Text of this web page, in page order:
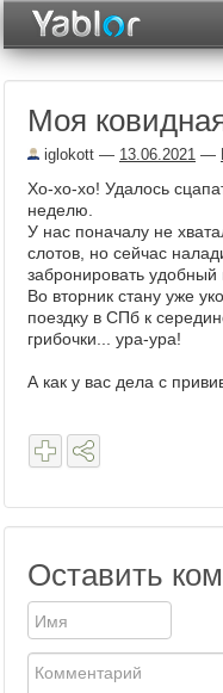
Моя
iglokott — 13.06.2021 —
Хо-хо-хо! Удалось
неделю.
У нас поначалу не
слотов, но сейчас
забронировать удобный
Во вторник стану уже
поездку в СПб к
грибочки... ура-ура!
А как у вас дела с
Оставить